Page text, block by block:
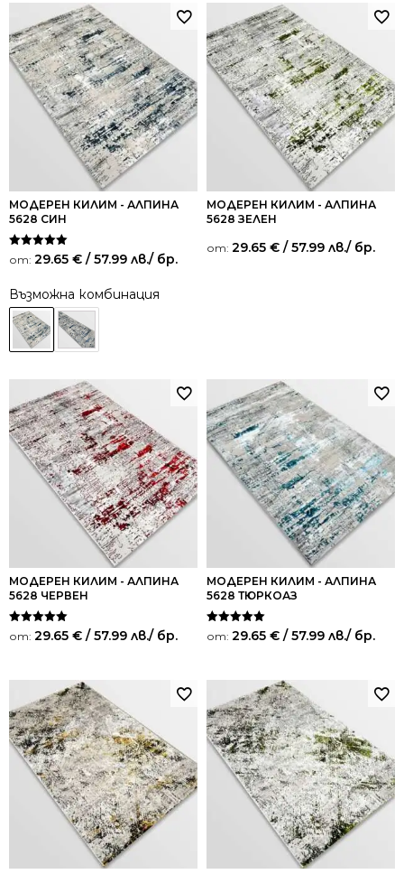
МОДЕРЕН КИЛИМ - АЛПИНА
5628 СИН
Оценено на
5.00
от: 29.65 € / 57.99 лв./ бр.
Възможна комбинация
МОДЕРЕН КИЛИМ - АЛПИНА
5628 ЗЕЛЕН
от: 29.65 € / 57.99 лв./ бр.
МОДЕРЕН КИЛИМ - АЛПИНА
5628 ЧЕРВЕН
Оценено на
5.00
от: 29.65 € / 57.99 лв./ бр.
МОДЕРЕН КИЛИМ - АЛПИНА
5628 ТЮРКОАЗ
Оценено на
5.00
от: 29.65 € / 57.99 лв./ бр.